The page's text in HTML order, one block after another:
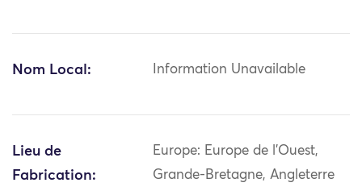
Nom Local: Information Unavailable
Lieu de
Fabrication:
Europe: Europe de l'Ouest,
Grande-Bretagne, Angleterre